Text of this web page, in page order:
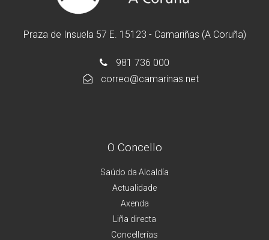
Praza de Insuela 57 E. 15123 - Camariñas (A Coruña)
981 736 000
correo@camarinas.net
O Concello
Saúdo da Alcaldía
Actualidade
Axenda
Liña directa
Concellerías